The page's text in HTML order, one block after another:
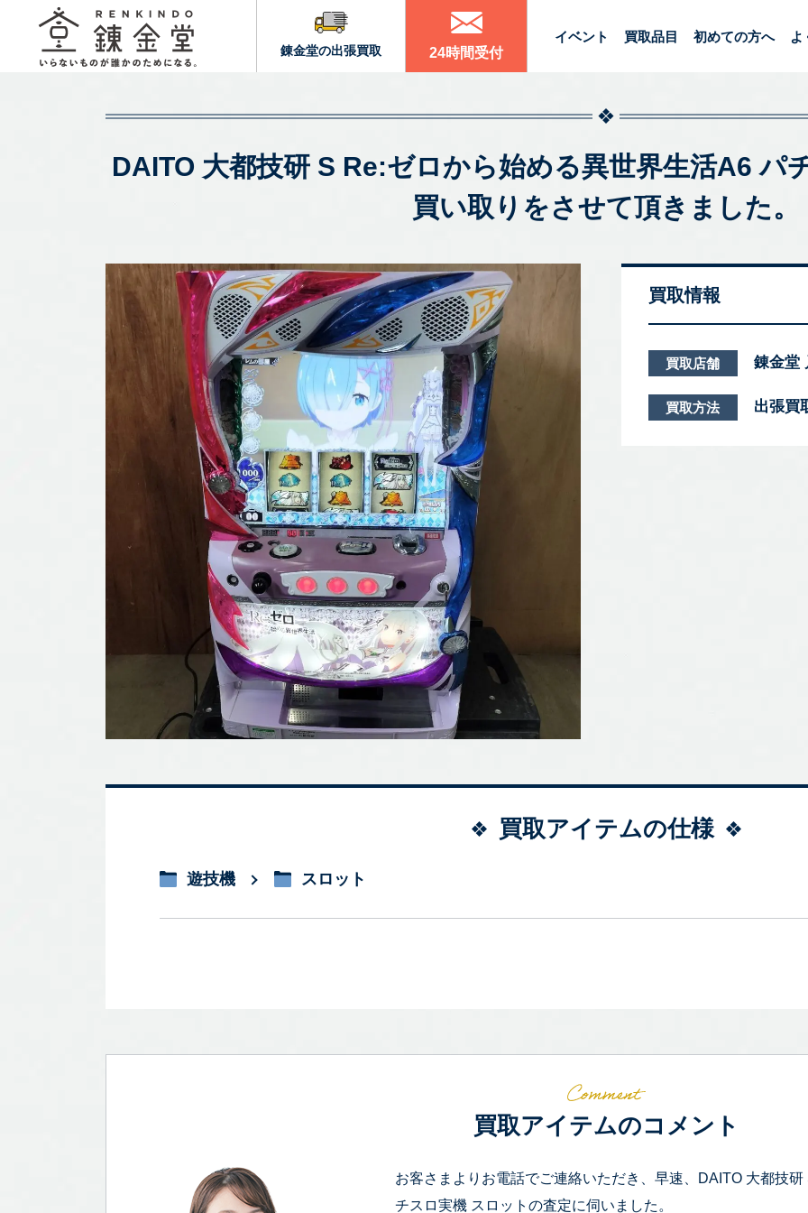
錬金堂の出張買取 24時間受付
イベント 買取品目 初めての方へ よ
DAITO 大都技研 S Re:ゼロから始める異世界生活A6 パ
買い取りをさせて頂きました。
買取情報
買取店舗 錬金堂
買取方法 出張買
買取アイテムの仕様
遊技機 スロット
買取アイテムのコメント
お客さまよりお電話でご連絡いただき、早速、DAITO 大都技
チスロ実機 スロットの査定に伺いました。